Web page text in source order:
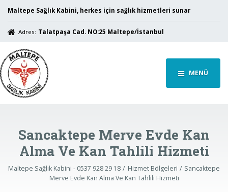
Maltepe Sağlık Kabini, herkes için sağlık hizmetleri sunar
Adres: Talatpaşa Cad. NO:25 Maltepe/İstanbul
MENÜ
Sancaktepe Merve Evde Kan
Alma Ve Kan Tahlili Hizmeti
Maltepe Sağlık Kabini - 0537 928 29 18 Hizmet Bölgeleri
Sancaktepe
Merve Evde Kan Alma Ve Kan Tahlili Hizmeti